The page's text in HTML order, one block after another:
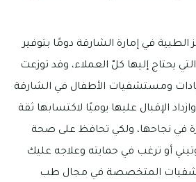
في إمارة الشارقة دومًا بتوفير
يحتاج إليها كلّ العملاء، وقد توزعت
ومستشفيات الأطفال في الشارقة
الإقبال عليها يوميًا لاكتسابها ثقة
في نجاحها، ولكي تحافظ على صحة
أو ترغب في حمايته وعلاجه عليك
المتخصصة في مجال طب